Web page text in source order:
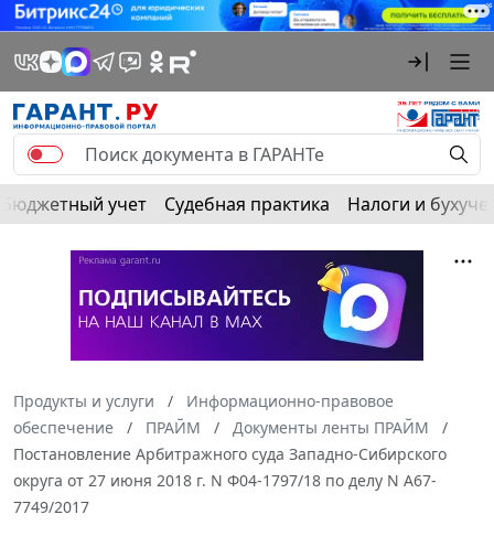
Бюджетный учет Судебная практика Налоги и
Продукты и услуги
Информационно-правовое
обеспечение
ПРАЙМ
Документы ленты ПРАЙМ
Постановление Арбитражного суда Западно-Сибирского
округа от 27 июня 2018 г. N Ф04-1797/18 по делу N А67-
7749/2017